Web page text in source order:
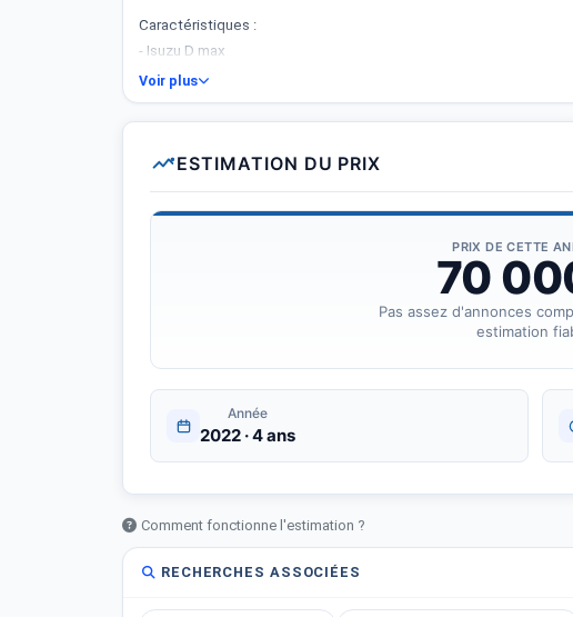
Caractéristiques :
- Isuzu D max
- Année : 2022
- Kilométrage : 253 000 km
- Carburant : Diesel
- Boîte de vitesse : Manuelle
Voir plus
ESTIMATION DU PRIX
PRIX DE CETTE
70
Pas assez d'annonces
estimation
Année
2022 · 4 ans
Comment fonctionne l'estimation ?
RECHERCHES ASSOCIÉES